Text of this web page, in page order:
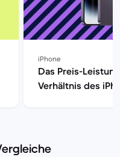
iPhone
Das Preis-
Verhältnis des